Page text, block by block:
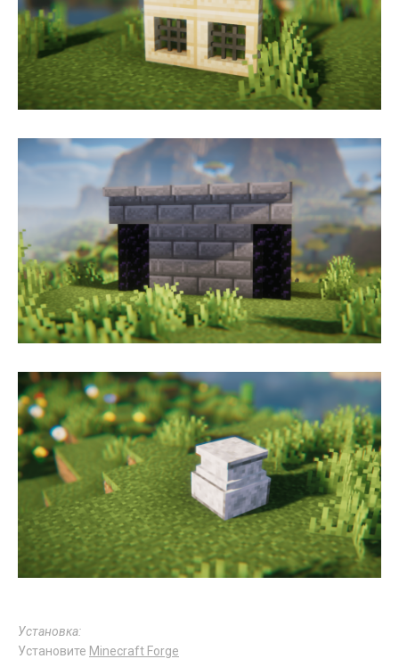
Установка:
Установите Minecraft Forge